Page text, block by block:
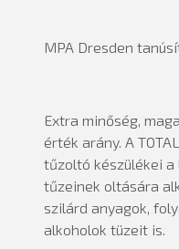
MPA Dresden
Extra minőség,
érték arány. A
tűzoltó készülékei
tűzeinek oltására
szilárd anyagok,
alkoholok tüzeit is.